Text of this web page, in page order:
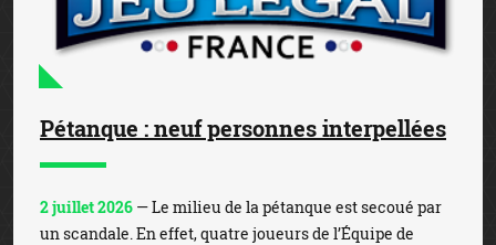
Pétanque : neuf personnes interpellées
2 juillet 2026 — Le milieu de la pétanque est secoué par
un scandale. En effet, quatre joueurs de l’Équipe de